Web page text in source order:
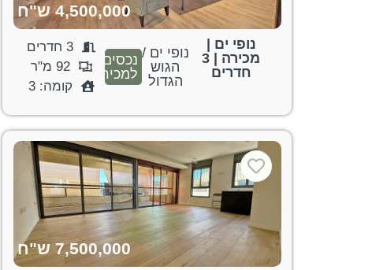
4,500,000 ש"ח
נופי ים |
מכירה | 3
חדרים
נופי ים /
הגוש
הגדול
נכסים
למכירה
3 חדרים
92 מ"ר
קומה: 3
7,500,000 ש"ח